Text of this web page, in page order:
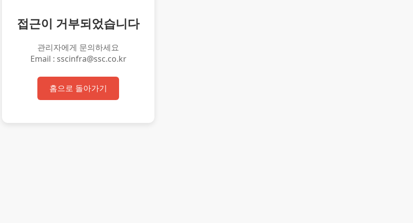
접근이 거부되었습니다
관리자에게 문의하세요
Email : sscinfra@ssc.co.kr
홈으로 돌아가기